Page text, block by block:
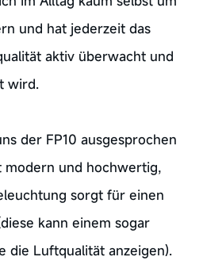
und hat jederzeit das
aktiv überwacht und
wird.
der FP10 ausgesprochen
modern und hochwertig,
sorgt für einen
kann einem sogar
die Luftqualität anzeigen).